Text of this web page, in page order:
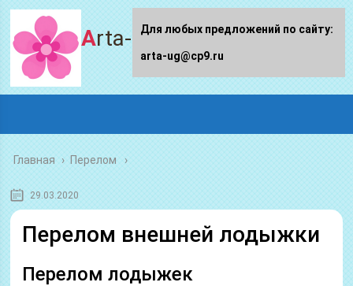
Arta-ug.ru
Главная › Перелом
29.03.2020
Перелом внешней лодыжки
Перелом лодыжек
Для любых предложений по сайту:
arta-ug@cp9.ru